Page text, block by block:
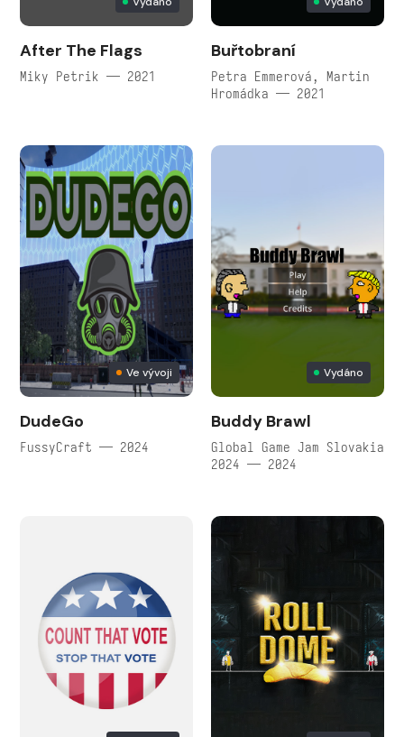
After The Flags
Miky Petrik — 2021
Buřtobraní
Petra Emmerová, Martin
Hromádka — 2021
Ve vývoji
DudeGo
FussyCraft — 2024
Vydáno
Buddy Brawl
Global Game Jam Slovakia
2024 — 2024